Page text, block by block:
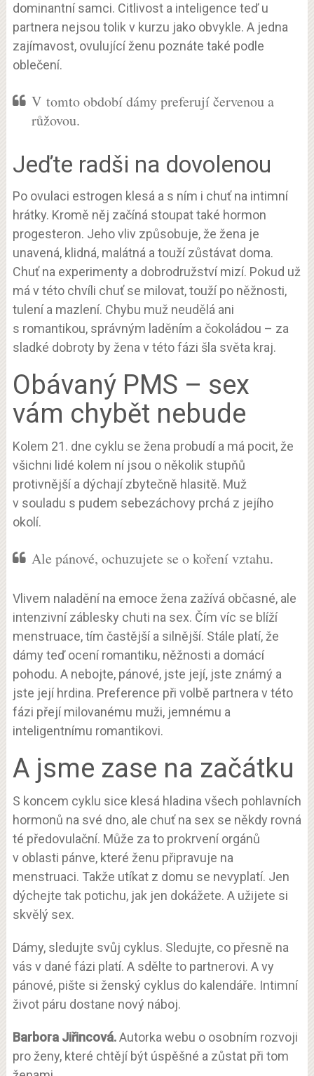
dominantní samci. Citlivost a inteligence teď u
partnera nejsou tolik v kurzu jako obvykle. A jedna
zajímavost, ovulující ženu poznáte také podle
oblečení.
V tomto období dámy preferují červenou a
růžovou.
Jeďte radši na dovolenou
Po ovulaci estrogen klesá a s ním i chuť na intimní
hrátky. Kromě něj začíná stoupat také hormon
progesteron. Jeho vliv způsobuje, že žena je
unavená, klidná, malátná a touží zůstávat doma.
Chuť na experimenty a dobrodružství mizí. Pokud už
má v této chvíli chuť se milovat, touží po něžnosti,
tulení a mazlení. Chybu muž neudělá ani
s romantikou, správným laděním a čokoládou – za
sladké dobroty by žena v této fázi šla světa kraj.
Obávaný PMS – sex
vám chybět nebude
Kolem 21. dne cyklu se žena probudí a má pocit, že
všichni lidé kolem ní jsou o několik stupňů
protivnější a dýchají zbytečně hlasitě. Muž
v souladu s pudem sebezáchovy prchá z jejího
okolí.
Ale pánové, ochuzujete se o koření vztahu.
Vlivem naladění na emoce žena zažívá občasné, ale
intenzivní záblesky chuti na sex. Čím víc se blíží
menstruace, tím častější a silnější. Stále platí, že
dámy teď ocení romantiku, něžnosti a domácí
pohodu. A nebojte, pánové, jste její, jste známý a
jste její hrdina. Preference při volbě partnera v této
fázi přejí milovanému muži, jemnému a
inteligentnímu romantikovi.
A jsme zase na začátku
S koncem cyklu sice klesá hladina všech pohlavních
hormonů na své dno, ale chuť na sex se někdy rovná
té předovulační. Může za to prokrvení orgánů
v oblasti pánve, které ženu připravuje na
menstruaci. Takže utíkat z domu se nevyplatí. Jen
dýchejte tak potichu, jak jen dokážete. A užijete si
skvělý sex.
Dámy, sledujte svůj cyklus. Sledujte, co přesně na
vás v dané fázi platí. A sdělte to partnerovi. A vy
pánové, pište si ženský cyklus do kalendáře. Intimní
život páru dostane nový náboj.
Barbora Jiřincová.Autorka webu o osobním rozvoji
pro ženy, které chtějí být úspěšné a zůstat při tom